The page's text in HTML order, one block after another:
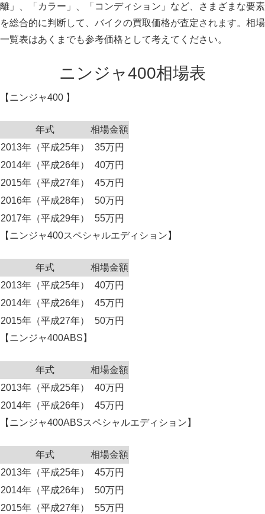
離」、「カラー」、「コンディション」など、さまざまな要素
を総合的に判断して、バイクの買取価格が査定されます。相場
一覧表はあくまでも参考価格として考えてください。
ニンジャ400相場表
【ニンジャ400 】
年式
相場金額
2013年（平成25年）
35万円
2014年（平成26年）
40万円
2015年（平成27年）
45万円
2016年（平成28年）
50万円
2017年（平成29年）
55万円
【ニンジャ400スペシャルエディション】
年式
相場金額
2013年（平成25年）
40万円
2014年（平成26年）
45万円
2015年（平成27年）
50万円
【ニンジャ400ABS】
年式
相場金額
2013年（平成25年）
40万円
2014年（平成26年）
45万円
【ニンジャ400ABSスペシャルエディション】
年式
相場金額
2013年（平成25年）
45万円
2014年（平成26年）
50万円
2015年（平成27年）
55万円